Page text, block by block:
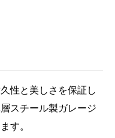
性と美しさを保証し
スチール製ガレージ
す。